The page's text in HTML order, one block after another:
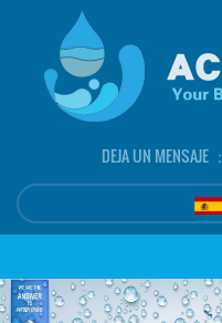
DEJA UN MENSAJE ：